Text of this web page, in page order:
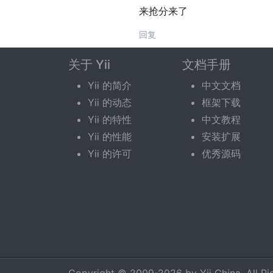
来抢分来了
回复
回复话题
您需要登录后才可以回复。 登录| 立即注册
关于 Yii
Yii 的简介
Yii 的动态
Yii 的特性
Yii 的性能
Yii 的许可
文档手册
中文文档
框架下载
中文教程
安装扩展
优秀源码